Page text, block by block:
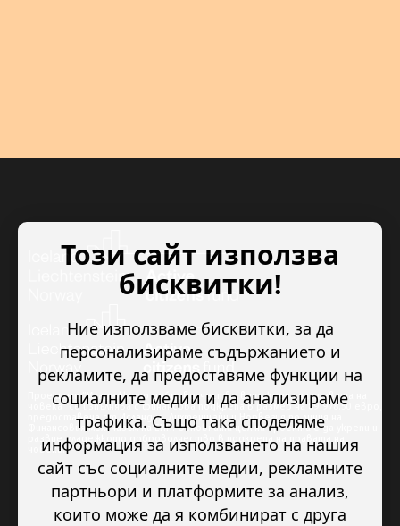
Проектът “Младежкото доброволчество в подкрепа на правата на
човека” се изпълнява с финансова подкрепа в размер на 89 978.50 евро,
предоставена от Исландия, Лихтенщайн и Норвегия по линия на
Финансовия механизъм на ЕИП. Основната цел на проекта е да укрепи и
развие младежкото доброволчество в подкрепа на правата на
човека.
Този сайт използва
бисквитки!
Ние използваме бисквитки, за да
персонализираме съдържанието и
рекламите, да предоставяме функции на
социалните медии и да анализираме
трафика. Също така споделяме
информация за използването на нашия
сайт със социалните медии, рекламните
партньори и платформите за анализ,
които може да я комбинират с друга